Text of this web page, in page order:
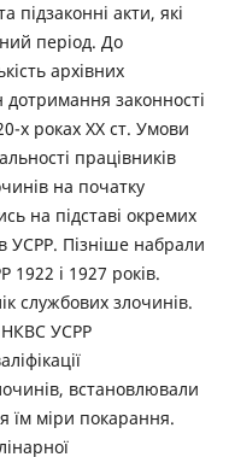
підзаконні акти, які
період. До
архівних
дотримання законності
х роках ХХ ст. Умови
працівників
на початку
на підставі окремих
УСРР. Пізніше набрали
1922 і 1927 років.
службових злочинів.
НКВС УСРР
встановлювали
їм міри покарання.